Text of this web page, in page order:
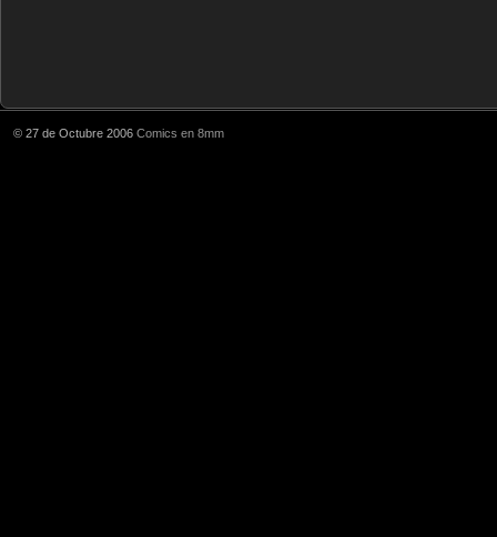
© 27 de Octubre 2006 Comics en 8mm